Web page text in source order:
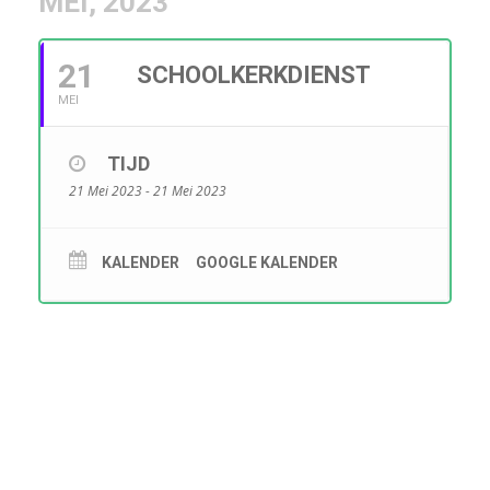
21
MEI
SCHOOLKERKDIENST
TIJD
21 Mei 2023 - 21 Mei 2023
KALENDER GOOGLE KALENDER